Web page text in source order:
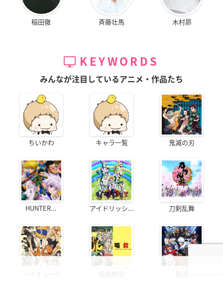
稲田徹 斉藤壮馬 木村昴
KEYWORDS
みんなが注目しているアニメ・作品たち
ちいかわ キャラ一覧 鬼滅の刃
HUNTER... アイドリッシ... 刀剣乱舞